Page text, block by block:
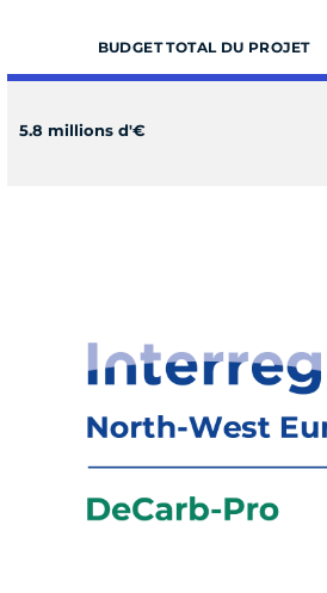
BUDGET TOTAL DU PROJET
5.8 millions d'€